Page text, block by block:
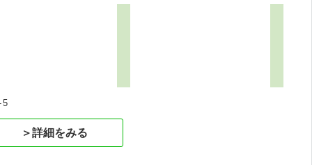
5
＞詳細をみる